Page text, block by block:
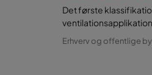
Det første
Erhverv og offentlige